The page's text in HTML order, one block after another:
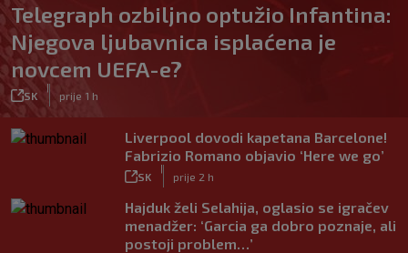
Telegraph ozbiljno optužio Infantina:
Njegova ljubavnica isplaćena je
novcem UEFA-e?
SK prije 1 h
Liverpool dovodi kapetana Barcelone!
Fabrizio Romano objavio ‘Here we go’
SK prije 2 h
Hajduk želi Selahija, oglasio se igračev
menadžer: ‘Garcia ga dobro poznaje, ali
postoji problem…’